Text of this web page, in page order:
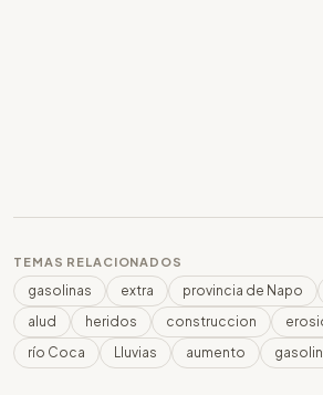
TEMAS RELACIONADOS
gasolinas extra provincia de Napo
alud
heridos construccion
río Coca
Lluvias aumento